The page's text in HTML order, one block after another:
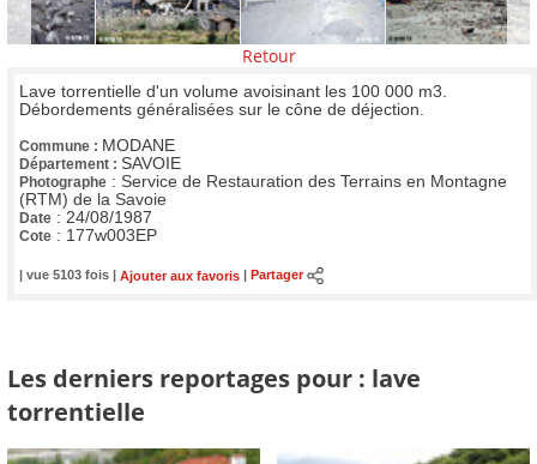
Retour
Lave torrentielle d'un volume avoisinant les 100 000 m3.
Débordements généralisées sur le cône de déjection.
Commune : MODANE
Département : SAVOIE
Photographe : Service de Restauration des Terrains en Montagne
(RTM) de la Savoie
Date : 24/08/1987
Cote : 177w003EP
| vue 5103 fois | Ajouter aux favoris Partager
Les derniers reportages pour : lave
torrentielle